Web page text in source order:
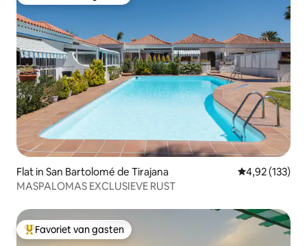
Flat in San Bartolomé de Tirajana Gemiddelde
4,92 (133)
MASPALOMAS EXCLUSIEVE RUST
Topfavoriet van gasten
Favoriet van gasten